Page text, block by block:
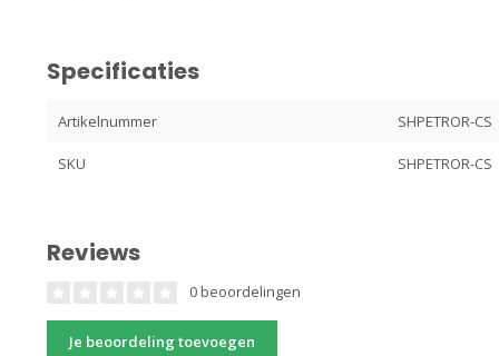
Specificaties
Artikelnummer SHPETROR-CS
SKU SHPETROR-CS
Reviews
0 beoordelingen
Je beoordeling toevoegen